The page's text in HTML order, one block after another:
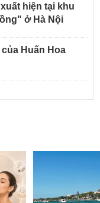
hiện tại khu
ở Hà Nội
Huấn Hoa